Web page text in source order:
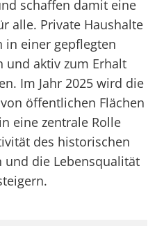
schaffen damit eine
alle. Private Haushalte
in einer gepflegten
und aktiv zum Erhalt
Im Jahr 2025 wird die
öffentlichen Flächen
eine zentrale Rolle
des historischen
und die Lebensqualität